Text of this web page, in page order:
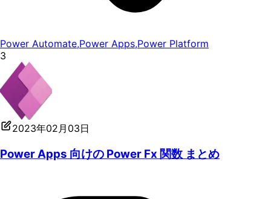
Power Automate,Power Apps,Power Platform
3
2023年02月03日
Power Apps 向けの Power Fx 関数 まとめ